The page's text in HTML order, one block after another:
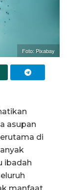
Foto: Pixabay
asupan
di
ibadah